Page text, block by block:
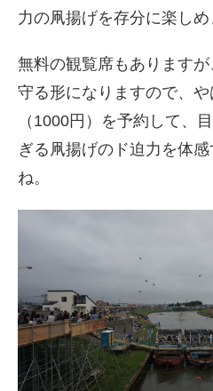
力の凧揚げを存分に楽しめ
無料の観覧席もあります
守る形になりますので、
（1000円）を予約して、
ぎる凧揚げのド迫力を体
ね。